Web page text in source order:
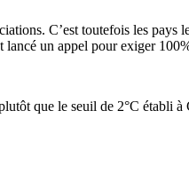
C’est toutefois les
un appel pour exiger
que le seuil de 2°C établi